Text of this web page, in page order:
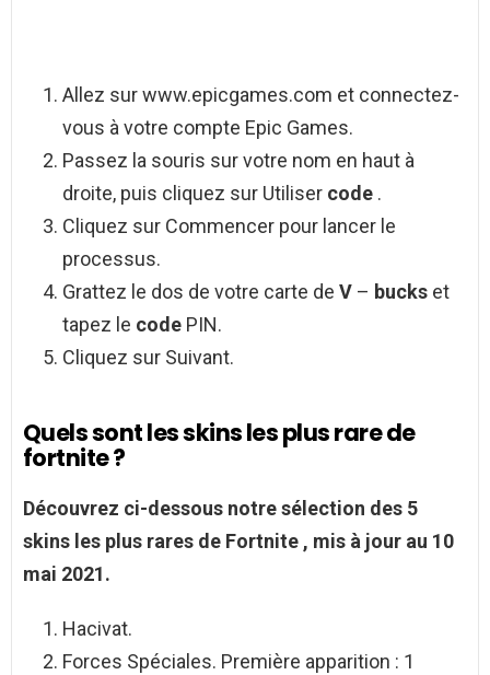
Allez sur www.epicgames.com et connectez-
vous à votre compte Epic Games.
Passez la souris sur votre nom en haut à
droite, puis cliquez sur Utiliser code .
Cliquez sur Commencer pour lancer le
processus.
Grattez le dos de votre carte de V – bucks et
tapez le code PIN.
Cliquez sur Suivant.
Quels sont les skins les plus rare de
fortnite ?
Découvrez ci-dessous notre sélection des 5
skins les plus rares de Fortnite , mis à jour au 10
mai 2021.
Hacivat.
Forces Spéciales. Première apparition : 1